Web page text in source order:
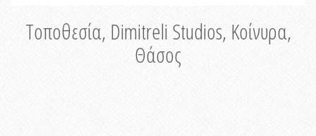
Τοποθεσία, Dimitreli Studios, Κοίνυρα,
Θάσος